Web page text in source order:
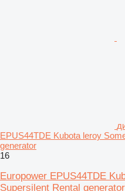
EPUS44TDE Kubota leroy
generator
16
Europower EPUS44TDE
Supersilent Rental generator